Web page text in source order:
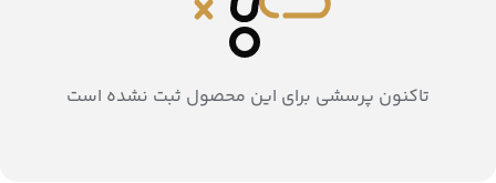
تاکنون پرسشی برای این محصول ثبت نشده است